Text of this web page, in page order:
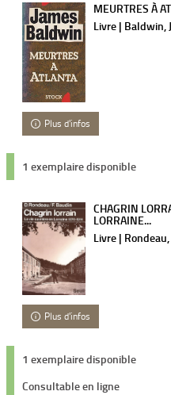
MEURTRES À
Livre | Baldwin,
Plus d'infos
1 exemplaire disponible
CHAGRIN
LORRAINE...
Livre |
Plus d'infos
1 exemplaire disponible
Consultable en ligne